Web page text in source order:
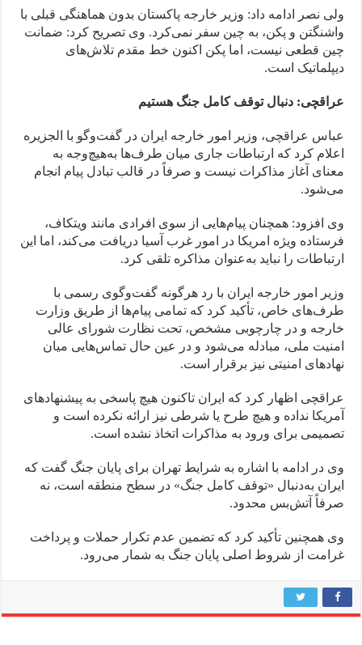
ولی نصر ادامه داد: وزیر خارجه پاکستان بدون هماهنگی قبلی با
واشنگتن و پکن، به چین سفر نمی‌کرد. وی تصریح کرد: ضمانت
چین قطعی نیست، اما پکن اکنون خط مقدم تلاش‌های
دیپلماتیک است.
عراقچی: دنبال توقف کامل جنگ هستیم
عباس عراقچی، وزیر امور خارجه ایران در گفت‌وگو با الجزیره
اعلام کرد که ارتباطات جاری میان طرف‌ها به‌هیچ‌وجه به
معنای آغاز مذاکرات نیست و صرفاً در قالب تبادل پیام انجام
می‌شود.
وی افزود: همچنان پیام‌هایی از سوی افرادی مانند ویتکاف،
فرستاده ویژه امریکا در امور غرب آسیا دریافت می‌کند، اما این
ارتباطات را نباید به‌عنوان مذاکره تلقی کرد.
وزیر امور خارجه ایران با رد هرگونه گفت‌وگوی رسمی با
طرف‌های خاص، تأکید کرد که تمامی پیام‌ها از طریق وزارت
خارجه و در چارچوبی مشخص، تحت نظارت شورای عالی
امنیت ملی، مبادله می‌شود و در عین حال تماس‌هایی میان
نهادهای امنیتی نیز برقرار است.
عراقچی اظهار کرد که ایران تاکنون هیچ پاسخی به پیشنهادهای
آمریکا نداده و هیچ طرح یا شرطی نیز ارائه نکرده است و
تصمیمی برای ورود به مذاکرات اتخاذ نشده است.
وی در ادامه با اشاره به شرایط تهران برای پایان جنگ گفت که
ایران به‌دنبال «توقف کامل جنگ» در سطح منطقه است، نه
صرفاً آتش‌بس محدود.
وی همچنین تأکید کرد که تضمین عدم تکرار حملات و پرداخت
غرامت از شروط اصلی پایان جنگ به شمار می‌رود.